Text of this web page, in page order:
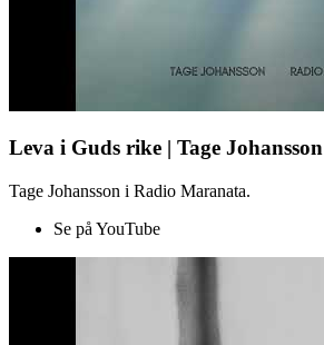
Leva i Guds rike | Tage Johansson
Tage Johansson i Radio Maranata.
Se på YouTube